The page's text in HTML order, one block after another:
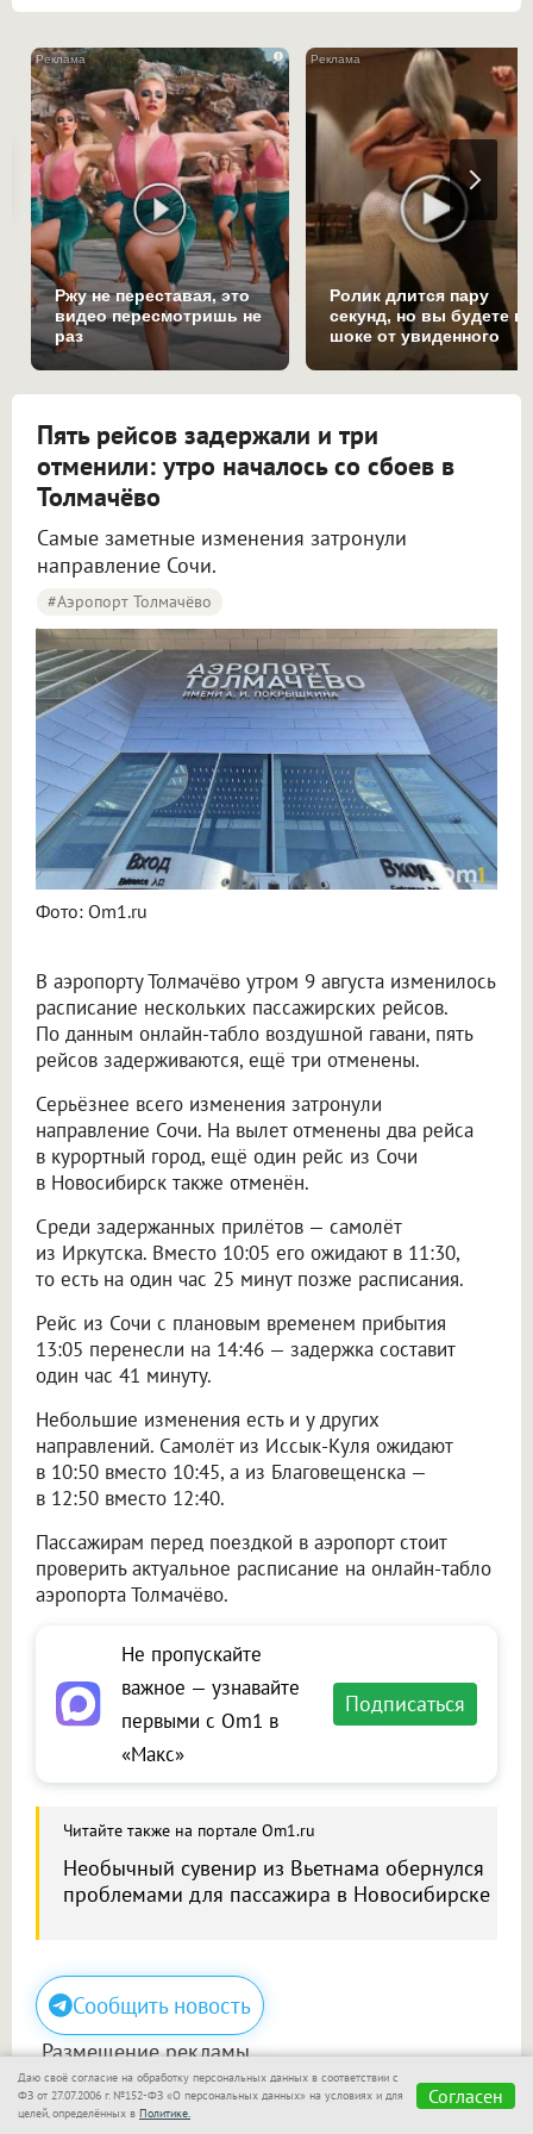
i
Ржу не переставая, это
видео пересмотришь не
раз
Ролик длится пару
секунд, но вы будете в
шоке от увиденного
Пять рейсов задержали и три
отменили: утро началось со сбоев в
Толмачёво
Самые заметные изменения затронули
направление Сочи.
#Аэропорт Толмачёво
Фото: Om1.ru
В аэропорту Толмачёво утром 9 августа изменилось
расписание нескольких пассажирских рейсов.
По данным онлайн-табло воздушной гавани, пять
рейсов задерживаются, ещё три отменены.
Серьёзнее всего изменения затронули
направление Сочи. На вылет отменены два рейса
в курортный город, ещё один рейс из Сочи
в Новосибирск также отменён.
Среди задержанных прилётов — самолёт
из Иркутска. Вместо 10:05 его ожидают в 11:30,
то есть на один час 25 минут позже расписания.
Рейс из Сочи с плановым временем прибытия
13:05 перенесли на 14:46 — задержка составит
один час 41 минуту.
Небольшие изменения есть и у других
направлений. Самолёт из Иссык-Куля ожидают
в 10:50 вместо 10:45, а из Благовещенска —
в 12:50 вместо 12:40.
Пассажирам перед поездкой в аэропорт стоит
проверить актуальное расписание на онлайн-табло
аэропорта Толмачёво.
Не пропускайте
важное — узнавайте
первыми с Om1 в
«Макс»
Подписаться
Читайте также на портале Om1.ru
Необычный сувенир из Вьетнама обернулся
проблемами для пассажира в Новосибирске
Сообщить новость
Размещение рекламы
Макс Телеграм
Даю своё согласие на обработку персональных данных в соответствии с
ФЗ от 27.07.2006 г. №152-ФЗ «О персональных данных» на условиях и для
целей, определённых в Политике.
Согласен